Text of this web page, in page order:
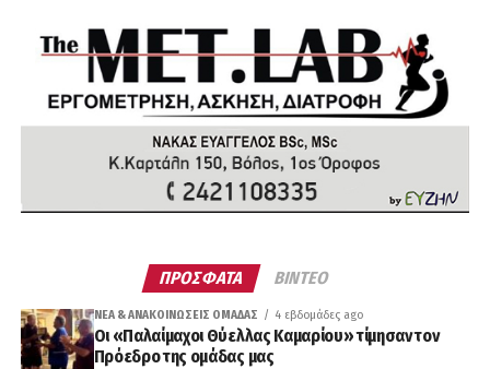
ΠΡΟΣΦΑΤΑ ΒΙΝΤΕΟ
ΝΈΑ & ΑΝΑΚΟΙΝΏΣΕΙΣ ΟΜΆΔΑΣ 4 εβδομάδες ago
Οι «Παλαίμαχοι Θύελλας Καμαρίου» τίμησαν τον
Πρόεδρο της ομάδας μας